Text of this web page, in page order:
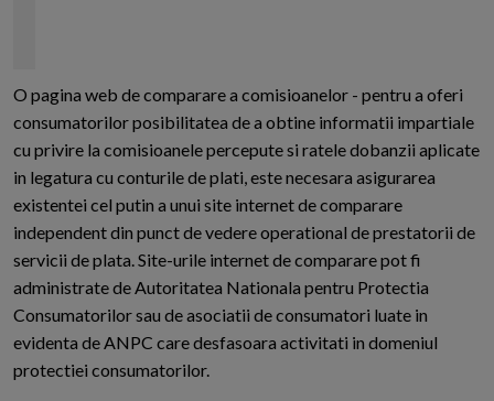
O pagina web de comparare a comisioanelor - pentru a oferi
consumatorilor posibilitatea de a obtine informatii impartiale
cu privire la comisioanele percepute si ratele dobanzii aplicate
in legatura cu conturile de plati, este necesara asigurarea
existentei cel putin a unui site internet de comparare
independent din punct de vedere operational de prestatorii de
servicii de plata. Site-urile internet de comparare pot fi
administrate de Autoritatea Nationala pentru Protectia
Consumatorilor sau de asociatii de consumatori luate in
evidenta de ANPC care desfasoara activitati in domeniul
protectiei consumatorilor.